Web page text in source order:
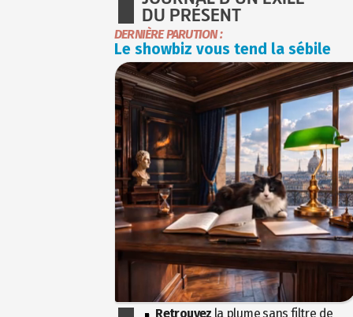
DU PRÉSENT
DERNIÈRE PARUTION :
Le showbiz vous tend la sébile
Retrouvez la plume sans filtre de